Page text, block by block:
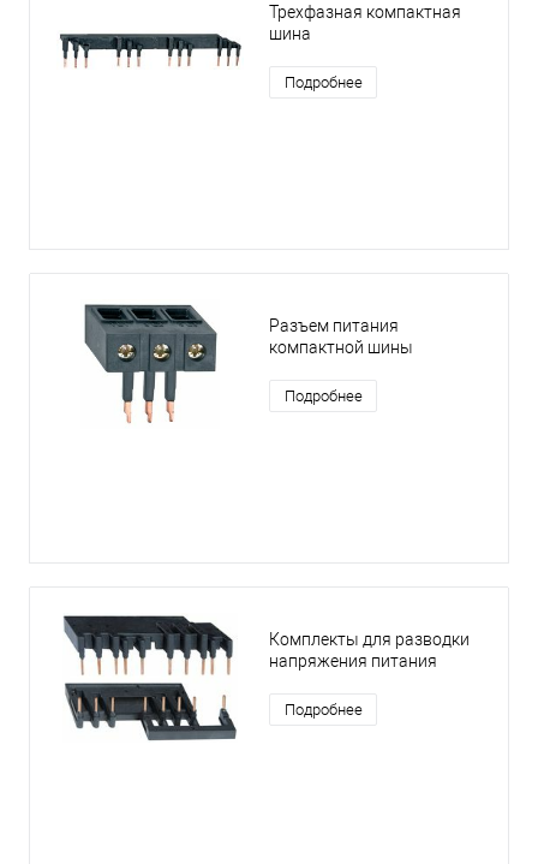
Трехфазная компактная
шина
Подробнее
Разъем питания
компактной шины
Подробнее
Комплекты для разводки
напряжения питания
Подробнее